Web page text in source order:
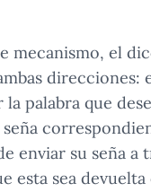
mecanismo, el
direcciones:
la palabra que
enviar su seña a
esta sea